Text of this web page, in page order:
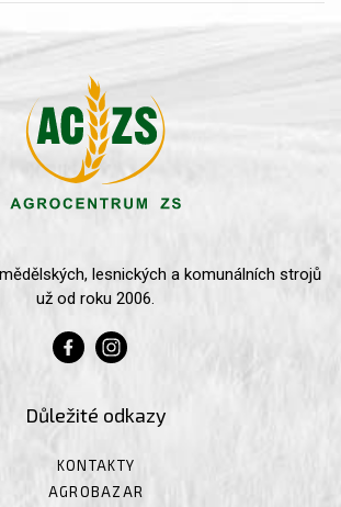
lesnických a komunálních strojů
už od roku 2006.
Důležité odkazy
KONTAKTY
AGROBAZAR